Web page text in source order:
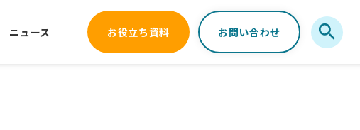
ニュース お役立ち資料 お問い合わせ